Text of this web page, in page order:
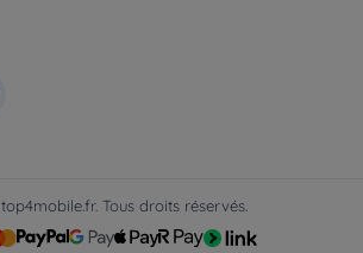
top4mobile.fr. Tous droits réservés.